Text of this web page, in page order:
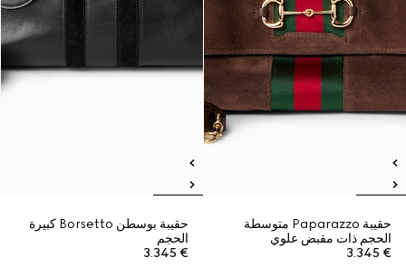
حقيبة Paparazzo متوسطة
الحجم ذات مقبض علوي
€ 3.345
حقيبة بوسطن Borsetto كبيرة
الحجم
€ 3.345